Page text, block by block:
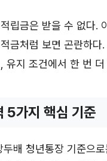
립금은 받을 수 없다.
금처럼 보면 곤란하다
유지 조건에서 한 번 더
5가지 핵심 기준
배 청년통장 기준으